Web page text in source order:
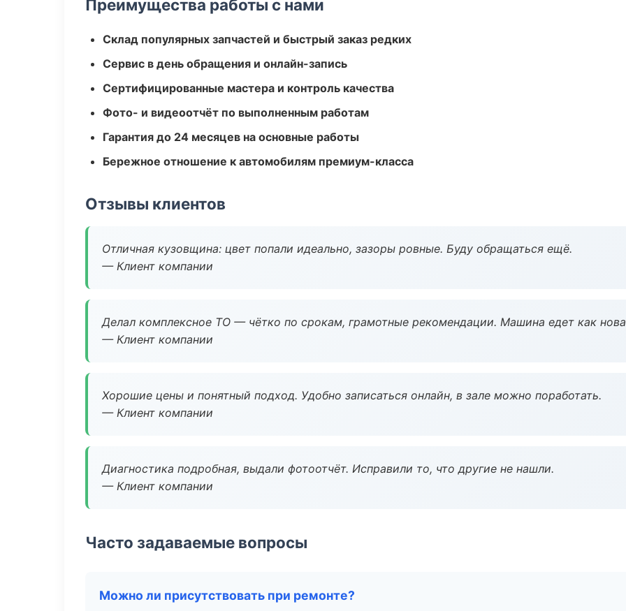
Преимущества работы с нами
Склад популярных запчастей и быстрый заказ редких
Сервис в день обращения и онлайн-запись
Сертифицированные мастера и контроль качества
Фото- и видеоотчёт по выполненным работам
Гарантия до 24 месяцев на основные работы
Бережное отношение к автомобилям премиум-класса
Отзывы клиентов
Отличная кузовщина: цвет попали идеально, зазоры ровные. Буду обращаться ещё.
— Клиент компании
Делал комплексное ТО — чётко по срокам, грамотные рекомендации. Машина едет как
— Клиент компании
Хорошие цены и понятный подход. Удобно записаться онлайн, в зале можно поработать.
— Клиент компании
Диагностика подробная, выдали фотоотчёт. Исправили то, что другие не нашли.
— Клиент компании
Часто задаваемые вопросы
Можно ли присутствовать при ремонте?